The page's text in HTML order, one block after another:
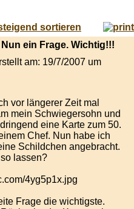
ein Frage. Wichtig!!!
am: 19/7/2007 um
vor längerer Zeit mal
mein Schwiegersohn und
eine Karte zum 50.
Chef. Nun habe ich
Schildchen angebracht.
lassen?
Frage die wichtigste.